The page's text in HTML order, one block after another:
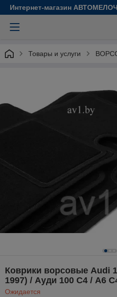
Интернет-магазин
Товары и услуги
Коврики ворсовые Audi
1997) / Ауди 100 С4 / А6
Ожидается